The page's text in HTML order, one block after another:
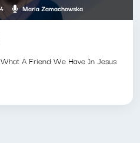
Maria Zamachowska
A Friend We Have In Jesus